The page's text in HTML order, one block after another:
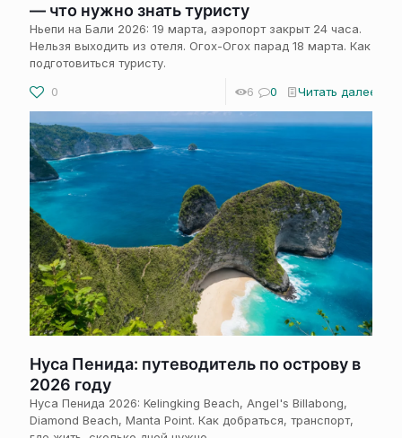
— что нужно знать туристу
Ньепи на Бали 2026: 19 марта, аэропорт закрыт 24 часа.
Нельзя выходить из отеля. Огох-Огох парад 18 марта. Как
подготовиться туристу.
0
6 0 Читать далее
Нуса Пенида: путеводитель по острову в
2026 году
Нуса Пенида 2026: Kelingking Beach, Angel's Billabong,
Diamond Beach, Manta Point. Как добраться, транспорт,